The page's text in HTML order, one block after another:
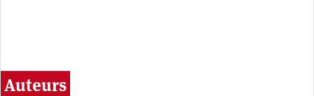
Auteurs